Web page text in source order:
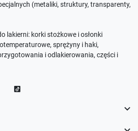
(metaliki, struktury, transparenty,
lakierni: korki stożkowe i osłonki
sprężyny i haki,
i odlakierowania, części i
